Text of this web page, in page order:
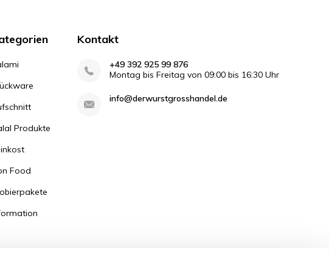
Produkte
Food
Kontakt
+49 392 925 99 876
Montag bis Freitag von 09:00 bis 16:30 Uhr
info@derwurstgrosshandel.de